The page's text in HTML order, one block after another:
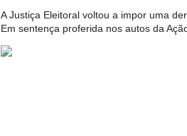
A Justiça Eleitoral voltou a impor uma
Em sentença proferida nos autos da